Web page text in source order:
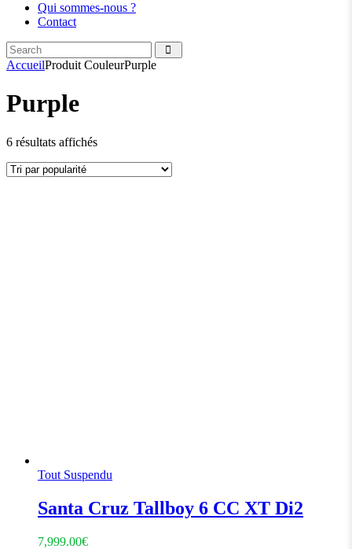
Qui sommes-nous ?
Contact
AccueilProduit CouleurPurple
Purple
6 résultats affichés
Tout Suspendu
Santa Cruz Tallboy 6 CC XT Di2
7,999.00€